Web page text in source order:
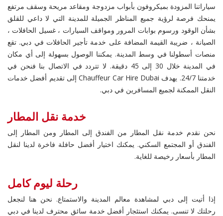
سياراتنا المزودة بميكروفون بأبواب مزدوجة ومقاعد مريحة وسقف مرتفع
يمنحك فرصة لرؤية جميع المناظر الجميلة للمدينة التي لا داعي للقلق
بشأن الوقود ورسوم بوابات المرور ومواقف السيارات ، غسيل الحافلات ،
الصيانة ، ضريبة القيمة المضافة على خدمة تأجير الحافلات في دبي. تقع
منصات أسطولنا في وسط المدينة. يمكننا الوصول بسهولة إلى أي مكان
في المدينة خلال 30 إلى 45 دقيقة. لا تتردد في الاتصال بنا فنحن في
خدمتنا 24/7. يهدف Chauffeur Car Hire Dubai إلى تقديم أفضل خدمات
النقل الممكنة لجميع المسافرين في دبي.
خدمة نقل المطار
نحن نقدم خدمة نقل المطار من الفندق إلى المطار ومن المطار إلى
الفندق أو المجتمع السكني. يمكنك اختيار أفضل حافلة فاخرة لدينا لنقل
المطار بأسعار رخيصة للغاية.
رحلة ليوم كامل
إذا أتيت إلى دبي لمشاهدة معالم المدينة والاستمتاع. نحن هنا لنجعل
رحلتك لا تنسى. يمكنك استئجار أفضل خدمة سائق محترف لدينا في دبي